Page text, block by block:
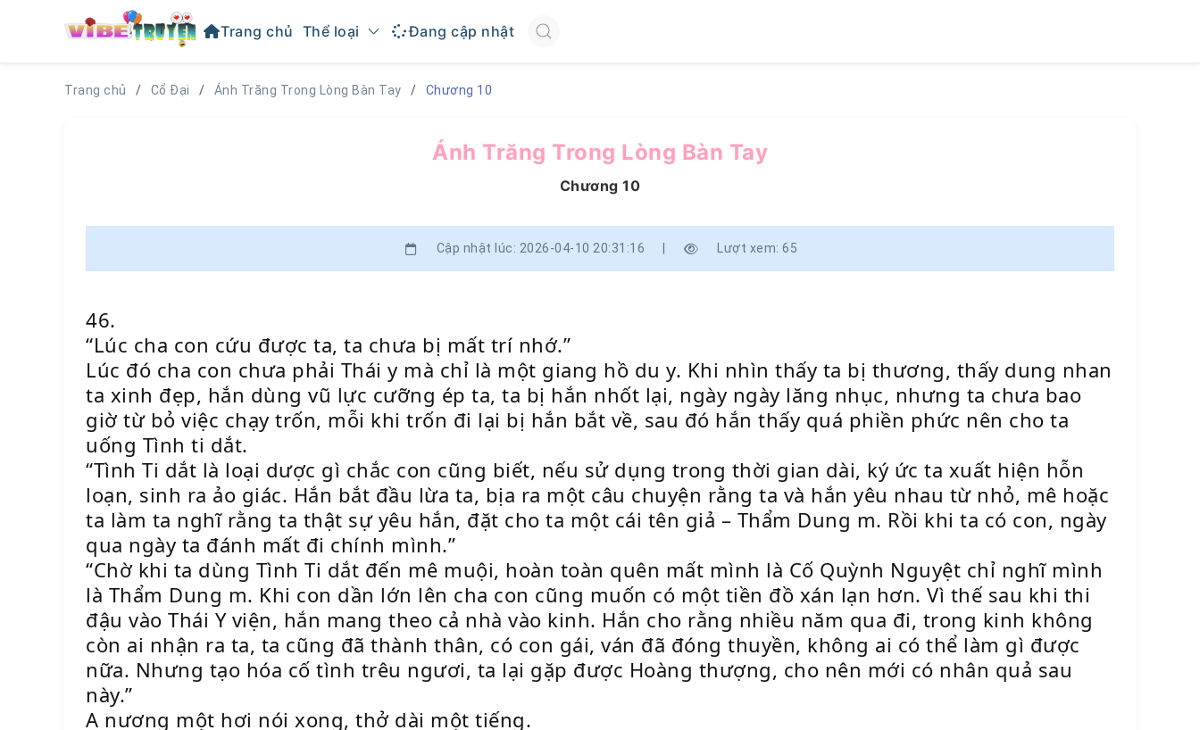
Trang chủ Thể loại Đang cập nhật
Trang chủ Cổ Đại Ánh Trăng Trong Lòng Bàn Tay Chương 10
Ánh Trăng Trong Lòng Bàn Tay
Chương 10
Cập nhật lúc: 2026-04-10 20:31:16 Lượt xem: 65
46.
“Lúc cha con cứu được ta, ta chưa bị mất trí nhớ.”
Lúc đó cha con chưa phải Thái y mà chỉ là một giang hồ du y. Khi nhìn thấy ta bị thương, thấy dung nhan
ta xinh đẹp, hắn dùng vũ lực cưỡng ép ta, ta bị hắn nhốt lại, ngày ngày lăng nhục, nhưng ta chưa bao
giờ từ bỏ việc chạy trốn, mỗi khi trốn đi lại bị hắn bắt về, sau đó hắn thấy quá phiền phức nên cho ta
uống Tình ti dắt.
“Tình Ti dắt là loại dược gì chắc con cũng biết, nếu sử dụng trong thời gian dài, ký ức ta xuất hiện hỗn
loạn, sinh ra ảo giác. Hắn bắt đầu lừa ta, bịa ra một câu chuyện rằng ta và hắn yêu nhau từ nhỏ, mê hoặc
ta làm ta nghĩ rằng ta thật sự yêu hắn, đặt cho ta một cái tên giả – Thẩm Dung m. Rồi khi ta có con, ngày
qua ngày ta đánh mất đi chính mình.”
“Chờ khi ta dùng Tình Ti dắt đến mê muội, hoàn toàn quên mất mình là Cố Quỳnh Nguyệt chỉ nghĩ mình
là Thẩm Dung m. Khi con dần lớn lên cha con cũng muốn có một tiền đồ xán lạn hơn. Vì thế sau khi thi
đậu vào Thái Y viện, hắn mang theo cả nhà vào kinh. Hắn cho rằng nhiều năm qua đi, trong kinh không
còn ai nhận ra ta, ta cũng đã thành thân, có con gái, ván đã đóng thuyền, không ai có thể làm gì được
nữa. Nhưng tạo hóa cố tình trêu ngươi, ta lại gặp được Hoàng thượng, cho nên mới có nhân quả sau
này.”
A nương một hơi nói xong, thở dài một tiếng.